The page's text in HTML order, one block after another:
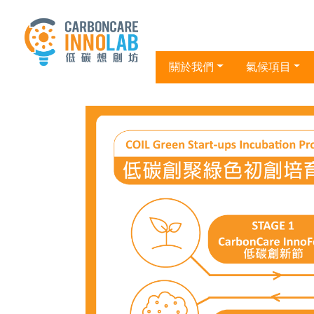
關於我們 氣候項目